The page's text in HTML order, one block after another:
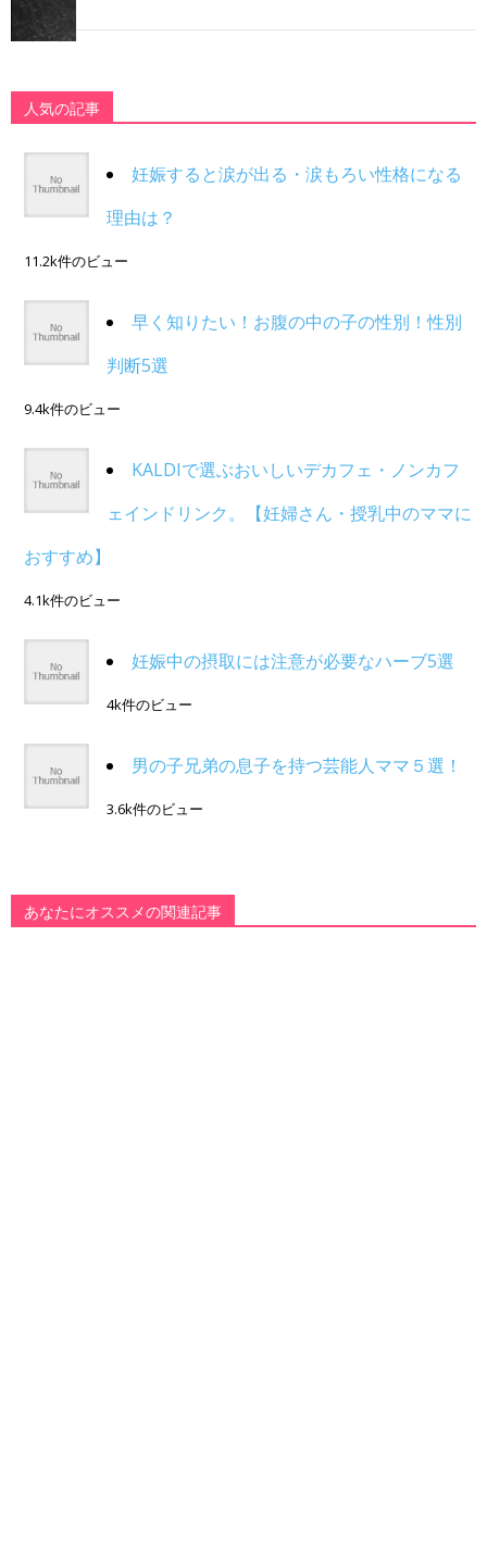
人気の記事
妊娠すると涙が出る・涙もろい性格になる
理由は？
11.2k件のビュー
早く知りたい！お腹の中の子の性別！性別
判断5選
9.4k件のビュー
KALDIで選ぶおいしいデカフェ・ノンカフ
ェインドリンク。【妊婦さん・授乳中のママに
おすすめ】
4.1k件のビュー
妊娠中の摂取には注意が必要なハーブ5選
4k件のビュー
男の子兄弟の息子を持つ芸能人ママ５選！
3.6k件のビュー
あなたにオススメの関連記事